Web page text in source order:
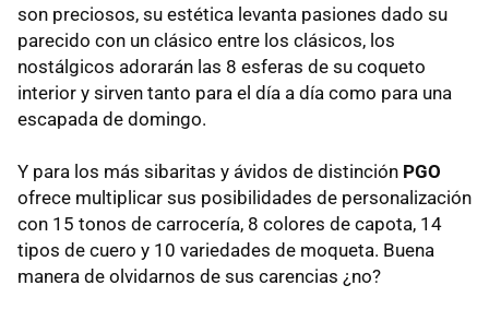
son preciosos, su estética levanta pasiones dado su
parecido con un clásico entre los clásicos, los
nostálgicos adorarán las 8 esferas de su coqueto
interior y sirven tanto para el día a día como para una
escapada de domingo.
Y para los más sibaritas y ávidos de distinción PGO
ofrece multiplicar sus posibilidades de personalización
con 15 tonos de carrocería, 8 colores de capota, 14
tipos de cuero y 10 variedades de moqueta. Buena
manera de olvidarnos de sus carencias ¿no?